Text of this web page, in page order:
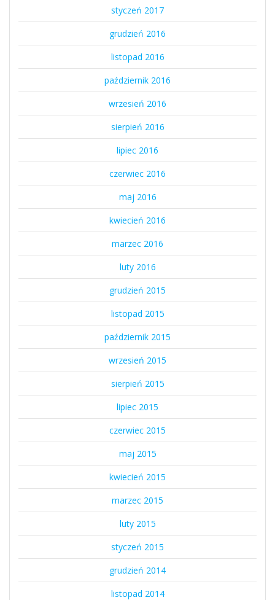
styczeń 2017
grudzień 2016
listopad 2016
październik 2016
wrzesień 2016
sierpień 2016
lipiec 2016
czerwiec 2016
maj 2016
kwiecień 2016
marzec 2016
luty 2016
grudzień 2015
listopad 2015
październik 2015
wrzesień 2015
sierpień 2015
lipiec 2015
czerwiec 2015
maj 2015
kwiecień 2015
marzec 2015
luty 2015
styczeń 2015
grudzień 2014
listopad 2014